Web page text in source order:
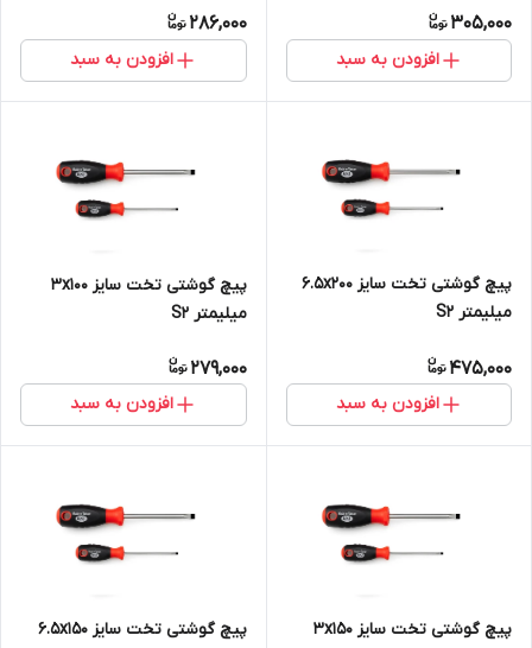
305,000
افزودن به سبد
286,000
افزودن به سبد
پیچ گوشتی تخت سایز 6.5x200
میلیمتر S2
475,000
افزودن به سبد
پیچ گوشتی تخت سایز 3x100
میلیمتر S2
279,000
افزودن به سبد
پیچ گوشتی تخت سایز 3x150
پیچ گوشتی تخت سایز 6.5x150